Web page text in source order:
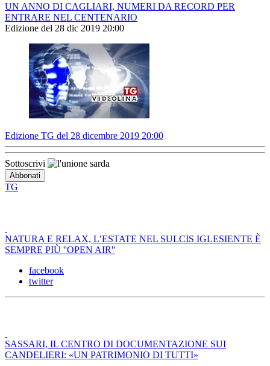
UN ANNO DI CAGLIARI, NUMERI DA RECORD PER
ENTRARE NEL CENTENARIO
Edizione del 28 dic 2019 20:00
Edizione TG del 28 dicembre 2019 20:00
Sottoscrivi
TG
NATURA E RELAX, L’ESTATE NEL SULCIS IGLESIENTE È
SEMPRE PIÙ ''OPEN AIR''
facebook
twitter
SASSARI, IL CENTRO DI DOCUMENTAZIONE SUI
CANDELIERI: «UN PATRIMONIO DI TUTTI»